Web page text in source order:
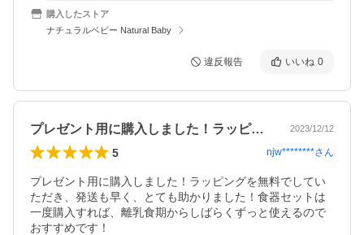
購入したストア
ナチュラルベビー Natural Baby
違反報告 いいね 0
プレゼント用に購入しました！ラッピング… 2023/12/12
5 njw********さん
プレゼント用に購入しました！ラッピングを無料でしてい
ただき、発送も早く、とても助かりました！食器セットは
一度購入すれば、離乳食期からしばらくずっと使えるので
おすすめです！